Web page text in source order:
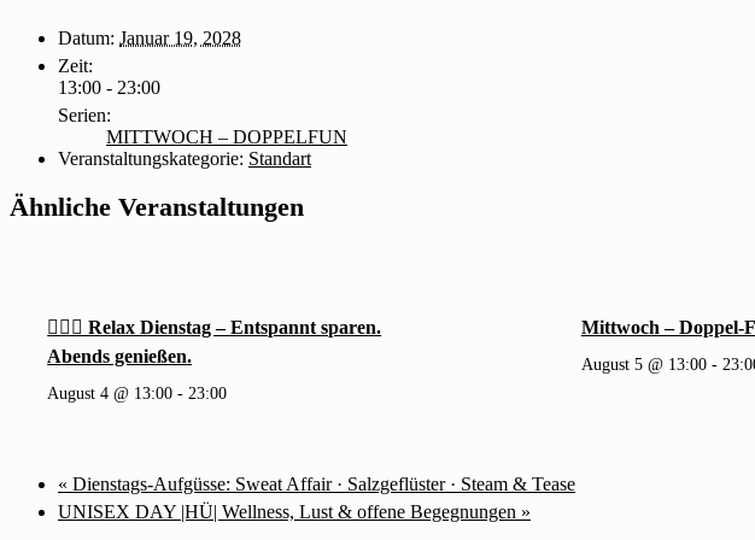
Datum: Januar 19, 2028
Zeit:
13:00 - 23:00
Serien:
MITTWOCH – DOPPELFUN
Veranstaltungskategorie: Standart
Ähnliche Veranstaltungen
🧖‍♂️✨ Relax Dienstag – Entspannt sparen.
Abends genießen.
August 4 @ 13:00 - 23:00
Mittwoch – Doppel-
August 5 @ 13:00-
« Dienstags-Aufgüsse: Sweat Affair · Salzgeflüster · Steam & Tease
UNISEX DAY |HÜ| Wellness, Lust & offene Begegnungen »